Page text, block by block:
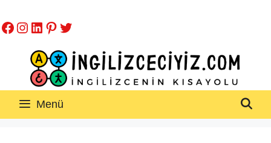
atla
Facebook
Instagram
LinkedIn
Pinterest
Twitter
Menü